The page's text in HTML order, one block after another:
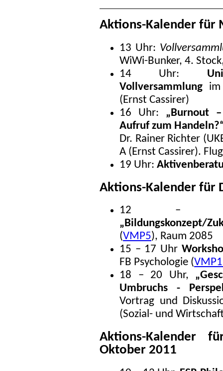
Aktions-Kalender für
13 Uhr:
WiWi-Bunker, 4.
14 Uhr:
Vollversammlung im
(Ernst Cassirer)
16 Uhr: „Burnout
Aufruf zum
Dr. Rainer Richter
A (Ernst Cassirer).
19 Uhr:
Aktions-Kalender für
12 –
„Bildungskonzept/
(VMP5), Raum 2085
15 – 17 Uhr
FB Psychologie (
18 – 20 Uhr,
Umbruchs -
Vortrag und
(Sozial- und
Aktions-Kalender
Oktober 2011